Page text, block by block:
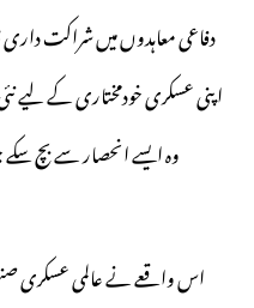
دفاعی معاہدوں میں شراکت
اپنی عسکری خودمختاری کے لیے
وہ ایسے انحصار سے بچ
اس واقعے نے عالمی عسکری